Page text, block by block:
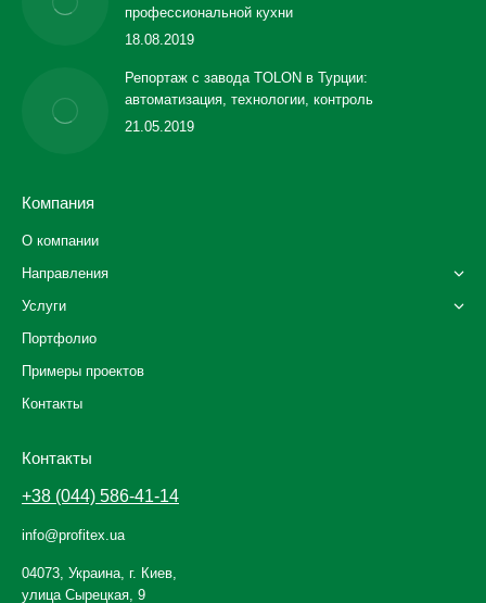
профессиональной кухни
18.08.2019
Репортаж с завода TOLON в Турции:
автоматизация, технологии, контроль
21.05.2019
Компания
О компании
Направления
Услуги
Портфолио
Примеры проектов
Контакты
Контакты
+38 (044) 586-41-14
info@profitex.ua
04073, Украина, г. Киев,
улица Сырецкая, 9